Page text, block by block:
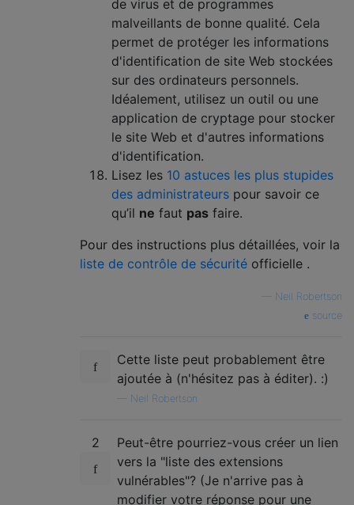
de virus et de programmes
malveillants de bonne qualité. Cela
permet de protéger les informations
d'identification de site Web stockées
sur des ordinateurs personnels.
Idéalement, utilisez un outil ou une
application de cryptage pour stocker
le site Web et d'autres informations
d'identification.
Lisez les 10 astuces les plus stupides
des administrateurs pour savoir ce
qu’il ne faut pas faire.
Pour des instructions plus détaillées, voir la
liste de contrôle de sécurité officielle .
Neil Robertson
source
Cette liste peut probablement être
ajoutée à (n'hésitez pas à éditer). :)
Neil Robertson
2
Peut-être pourriez-vous créer un lien
vers la "liste des extensions
vulnérables"? (Je n'arrive pas à
modifier votre réponse pour une